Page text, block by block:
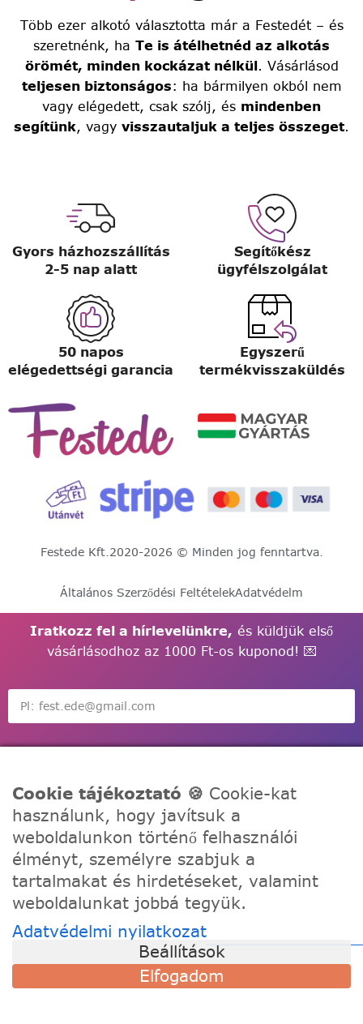
Több ezer alkotó választotta már a Festedét – és
szeretnénk, ha Te is átélhetnéd az alkotás
örömét, minden kockázat nélkül. Vásárlásod
teljesen biztonságos: ha bármilyen okból nem
vagy elégedett, csak szólj, és mindenben
segítünk, vagy visszautaljuk a teljes összeget.
Gyors házhozszállítás
2-5 nap alatt
Segítőkész
ügyfélszolgálat
50 napos
elégedettségi garancia
Egyszerű
termékvisszaküldés
Festede Kft.2020-2026 © Minden jog fenntartva.
Általános Szerződési FeltételekAdatvédelm
Iratkozz fel a hírlevelünkre, és küldjük első
vásárlásodhoz az 1000 Ft-os kuponod! 💌
A Festede számozott kifestőkkel te is alkothatsz, akár egy
igazi művész! Fesd meg a remekműved korábbi
tapasztalat nélkül, töltődj fel és fejezd ki a kreativitásod!
TÁMOGATÁS
Cookie tájékoztató 🍪 Cookie-kat
használunk, hogy javítsuk a
weboldalunkon történő felhasználói
élményt, személyre szabjuk a
tartalmakat és hirdetéseket, valamint
weboldalunkat jobbá tegyük.
Adatvédelmi nyilatkozat
Beállítások
Elfogadom